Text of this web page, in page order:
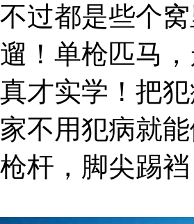
不过都是些个
遛！单枪匹马
真才实学！把
家不用犯病就
枪杆，脚尖踢